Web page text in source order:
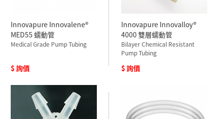
Innovapure Innovalene®
MED55 蠕動管
Medical Grade Pump Tubing
$ 詢價
Innovapure Innovalloy®
4000 雙層蠕動管
Bilayer Chemical Resistant
Pump Tubing
$ 詢價